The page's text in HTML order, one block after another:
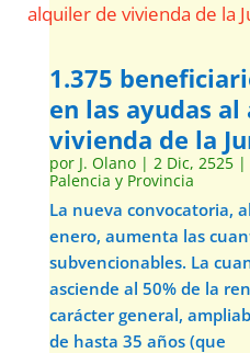
1.375
en las ayudas
vivienda de la
por J. Olano| 2 Dic, 2525|
Palencia y Provincia
La nueva convocatoria,
enero, aumenta las
subvencionables. La
asciende al 50% de la
carácter general,
de hasta 35 años (que